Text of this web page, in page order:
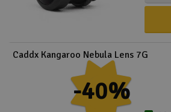
Helikopter
Modelbygg og byggesæt
Modeljernbane
-40%
Caddx Kangaroo Nebula Lens 7G